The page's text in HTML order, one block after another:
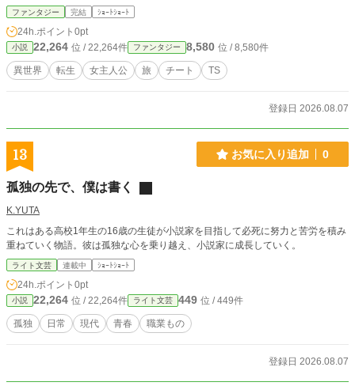
では無いことをカイルも承知していた。 これは勇者カイルの最後の冒険譚、
自分のやり残した事を追求し、死に場所を求めるために ……。
ファンタジー 完結 ｼｮｰﾄｼｮｰﾄ
24h.ポイント 0pt
小説 22,264 位 / 22,264件 ファンタジー 8,580 位 / 8,580件
異世界 転生 女主人公 旅 チート TS
登録日 2026.08.07
13 お気に入り追加 0
孤独の先で、僕は書く
K.YUTA
これはある高校1年生の16歳の生徒が小説家を目指して必死に努力と苦労を積み
重ねていく物語。彼は孤独な心を乗り越え、小説家に成長していく。
ライト文芸 連載中 ｼｮｰﾄｼｮｰﾄ
24h.ポイント 0pt
小説 22,264 位 / 22,264件 ライト文芸 449 位 / 449件
孤独 日常 現代 青春 職業もの
登録日 2026.08.07